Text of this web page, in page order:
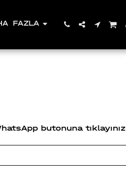
FAZLA
butonuna tıklayınız